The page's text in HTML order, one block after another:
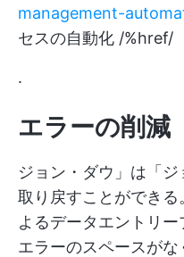
management-
セスの自動化 /%href/
.
エラーの削減
ジョン・ダウ」は「
取り戻すことができ
よるデータエントリ
エラーのスペースがな